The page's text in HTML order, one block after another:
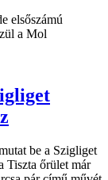
elsőszámú
a Mol
be a Szigliget
Tiszta őrület már